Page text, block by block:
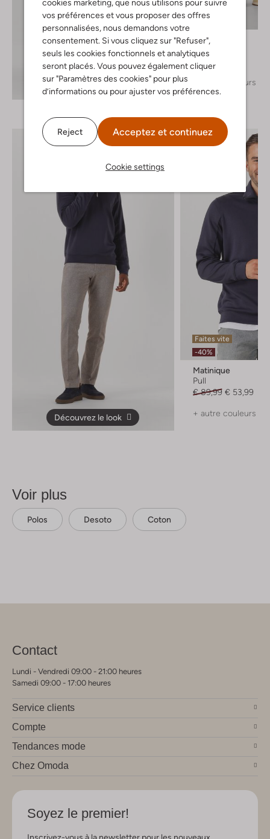
cookies marketing, que nous utilisons pour suivre
vos préférences et vous proposer des offres
personnalisées, nous demandons votre
consentement. Si vous cliquez sur "Refuser",
seuls les cookies fonctionnels et analytiques
seront placés. Vous pouvez également cliquer
sur "Paramètres des cookies" pour plus
d’informations ou pour ajuster vos préférences.
Reject Acceptez et continuez
Cookie settings
Découvrez le look
Pme Legend
Chino
€ 99,99
+ autre couleurs
Découvrez le look
Faites vite
-40%
Matinique
Pull
€ 89,99 € 53,99
+ autre couleurs
Voir plus
Polos Desoto Coton
Contact
Lundi - Vendredi 09:00 - 21:00 heures
Samedi 09:00 - 17:00 heures
Service clients
Compte
Tendances mode
Chez Omoda
Soyez le premier!
Inscrivez-vous à la newsletter pour les nouveaux